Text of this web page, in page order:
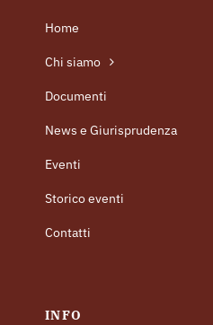
Home
Chi siamo
Documenti
News e Giurisprudenza
Eventi
Storico eventi
Contatti
INFO